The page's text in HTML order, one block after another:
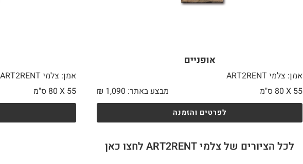
אופניים
אמן: צלמי ART2RENT
55 X
מבצע באתר: ₪ 1,090
לפרטים והזמנה
אמן: צלמי ART2RENT
55 X
לכל הציורים של צלמי ART2RENT לחצו כאן